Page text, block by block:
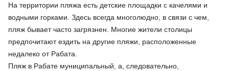
На территории пляжа есть детские площадки с качелями и
водными горками. Здесь всегда многолюдно, в связи с чем,
пляж бывает часто загрязнен. Многие жители столицы
предпочитают ездить на другие пляжи, расположенные
недалеко от Рабата.
Пляж в Рабате муниципальный, а, следовательно,